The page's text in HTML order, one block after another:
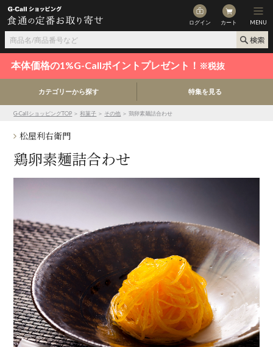
ログイン カート MENU
本体価格の1%G-Callポイントプレゼント！ ※税抜
カテゴリーから探す 特集を見る
G-CallショッピングTOP ＞和菓子 ＞ その他 ＞ 鶏卵素麺詰合わせ
松屋利右衛門
鶏卵素麺詰合わせ